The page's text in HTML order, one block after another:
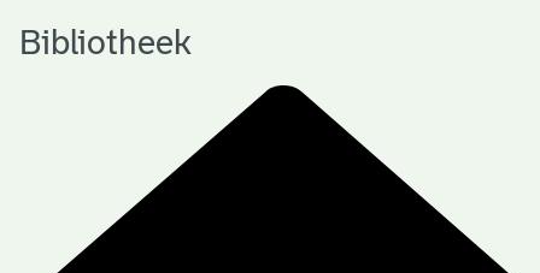
hBibliotheek